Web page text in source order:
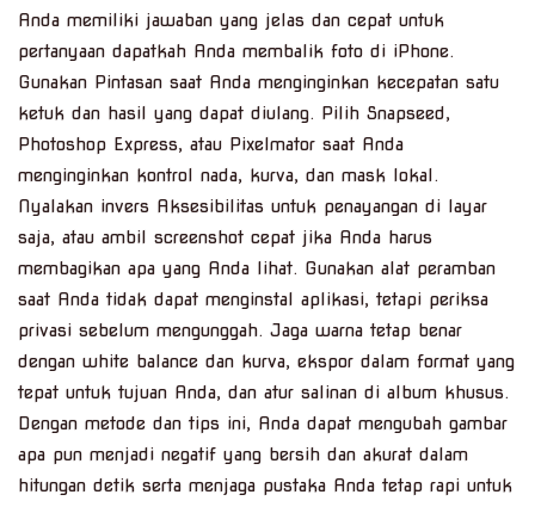
Anda memiliki jawaban yang jelas dan cepat untuk
pertanyaan dapatkah Anda membalik foto di iPhone.
Gunakan Pintasan saat Anda menginginkan kecepatan satu
ketuk dan hasil yang dapat diulang. Pilih Snapseed,
Photoshop Express, atau Pixelmator saat Anda
menginginkan kontrol nada, kurva, dan mask lokal.
Nyalakan invers Aksesibilitas untuk penayangan di layar
saja, atau ambil screenshot cepat jika Anda harus
membagikan apa yang Anda lihat. Gunakan alat peramban
saat Anda tidak dapat menginstal aplikasi, tetapi periksa
privasi sebelum mengunggah. Jaga warna tetap benar
dengan white balance dan kurva, ekspor dalam format yang
tepat untuk tujuan Anda, dan atur salinan di album khusus.
Dengan metode dan tips ini, Anda dapat mengubah gambar
apa pun menjadi negatif yang bersih dan akurat dalam
hitungan detik serta menjaga pustaka Anda tetap rapi untuk